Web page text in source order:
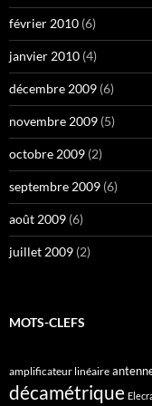
février 2010 (6)
janvier 2010 (4)
décembre 2009 (6)
novembre 2009 (5)
octobre 2009 (2)
septembre 2009 (6)
août 2009 (6)
juillet 2009 (2)
MOTS-CLEFS
amplificateur linéaire
décamétrique